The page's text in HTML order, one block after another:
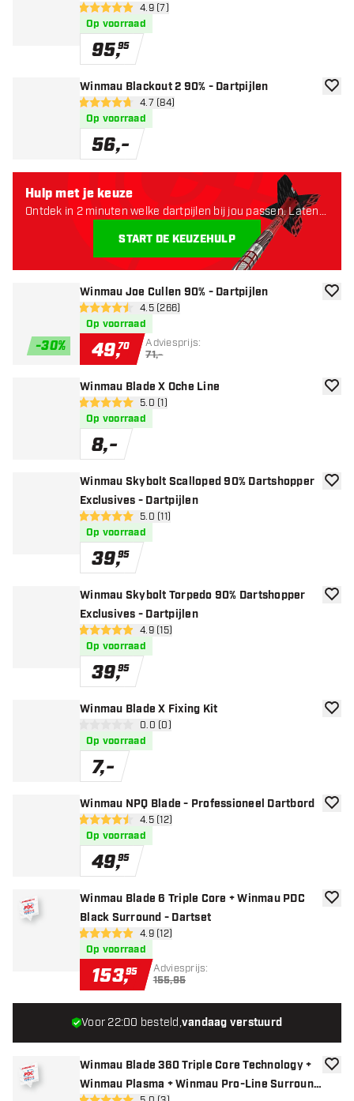
open reviews drawer
4.9 score sterren4.9 (7)
Op voorraad
95,95
Winmau Blackout 2 90% - Dartpijlen
open reviews drawer
4.7 score sterren4.7 (84)
Op voorraad
56,-
-30%
Winmau Joe Cullen 90% - Dartpijlen
open reviews drawer
4.5 score sterren4.5 (266)
Op voorraad
49,70 Adviesprijs:
71,-
Winmau Blade X Oche Line
open reviews drawer
5 score sterren5.0 (1)
Op voorraad
8,-
Winmau Skybolt Scalloped 90% Dartshopper
Exclusives - Dartpijlen
open reviews drawer
5 score sterren5.0 (11)
Op voorraad
39,95
Winmau Skybolt Torpedo 90% Dartshopper
Exclusives - Dartpijlen
open reviews drawer
4.9 score sterren4.9 (15)
Op voorraad
39,95
Winmau Blade X Fixing Kit
open reviews drawer
0 score sterren0.0 (0)
Op voorraad
7,-
Winmau NPQ Blade - Professioneel Dartbord
open reviews drawer
4.5 score sterren4.5 (12)
Op voorraad
49,95
Winmau Blade 6 Triple Core + Winmau PDC
Black Surround - Dartset
open reviews drawer
4.9 score sterren4.9 (12)
Op voorraad
153,95 Adviesprijs:
155,95
Winmau Blade 360 Triple Core Technology +
Winmau Plasma + Winmau Pro-Line Surround
Hulp met je keuze
Ontdek in 2 minuten welke dartpijlen bij jou passen. Laten
START DE KEUZEHULP
Voor 22:00 besteld,vandaag verstuurd